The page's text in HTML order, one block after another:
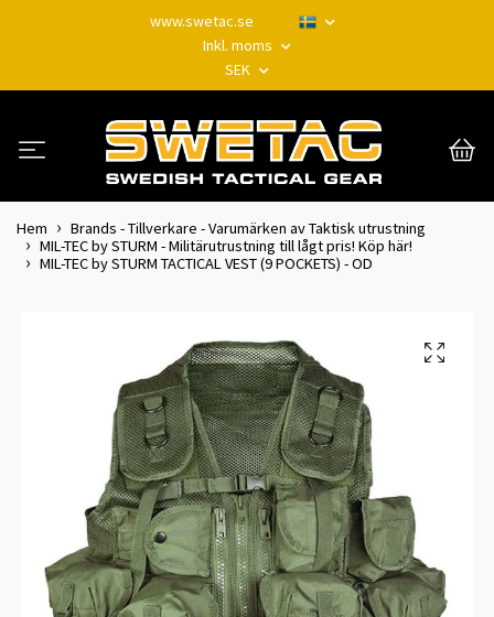
www.swetac.se
Inkl. moms
SEK
Hem
Brands - Tillverkare - Varumärken av Taktisk utrustning
MIL-TEC by STURM - Militärutrustning till lågt pris! Köp här!
MIL-TEC by STURM TACTICAL VEST (9 POCKETS) - OD